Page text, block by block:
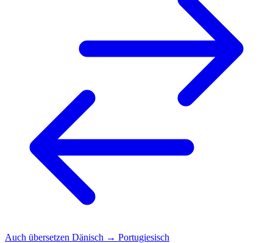
Auch übersetzen Dänisch → Portugiesisch